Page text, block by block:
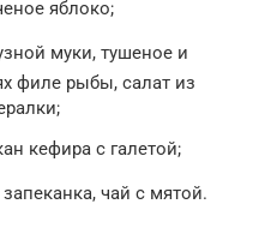
яблоко;
муки, тушеное и
филе рыбы, салат из
кефира с галетой;
чай с мятой.